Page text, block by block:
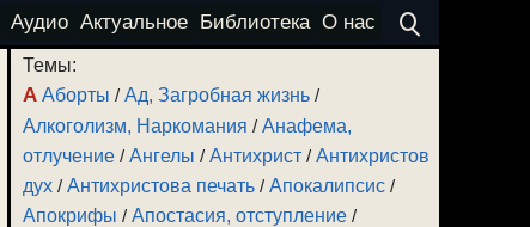
Аудио Актуальное Библиотека О нас
Темы:
А Аборты /Ад, Загробная жизнь /
Алкоголизм, Наркомания /Анафема,
отлучение /Ангелы /Антихрист /Антихристов
дух /Антихристова печать /Апокалипсис /
Апокрифы /Апостасия, отступление /